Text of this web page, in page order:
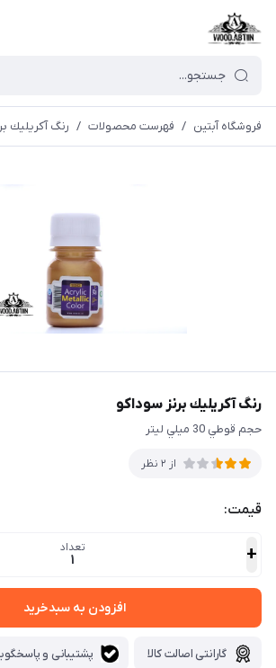
فروشگاه آبتین / فهرست محصولات / رنگ آكريليك
رنگ آكريليك برنز سوداكو
حجم قوطي 30 ميلي ليتر
از 2 نظر
قیمت:
+ تعداد
1
افزودن به سبدخرید
گارانتی اصالت کالا پشتیبانی و